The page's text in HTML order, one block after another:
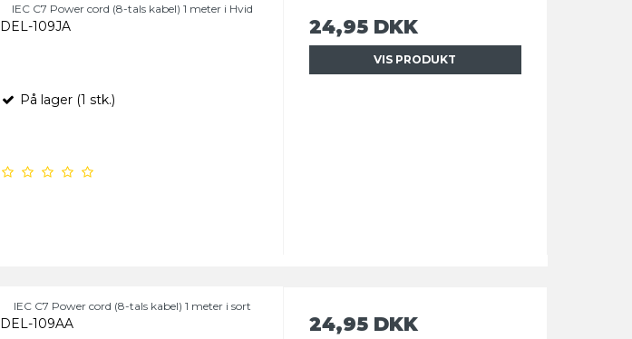
IEC C7 Power cord (8-tals kabel) 1 meter i Hvid
DEL-109JA
På lager (1 stk.)
24,95 DKK
VIS PRODUKT
IEC C7 Power cord (8-tals kabel) 1 meter i sort
DEL-109AA 24,95 DKK